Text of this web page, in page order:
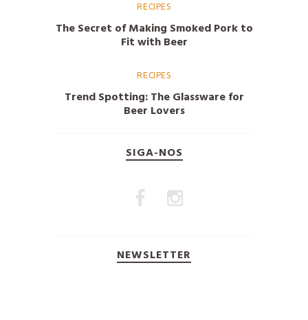
RECIPES
The Secret of Making Smoked Pork to
Fit with Beer
RECIPES
Trend Spotting: The Glassware for
Beer Lovers
SIGA-NOS
NEWSLETTER